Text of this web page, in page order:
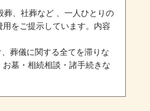
、社葬など 、一人ひとりの
をご提示しています。内容
葬儀に関する全てを滞りな
墓・相続相談・諸手続きな